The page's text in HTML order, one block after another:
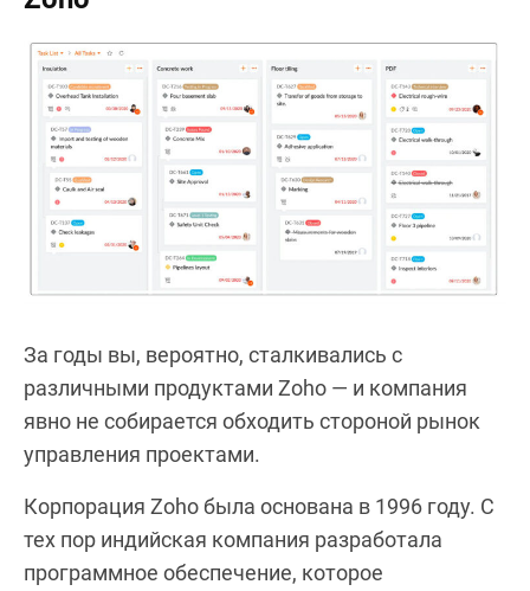
За годы вы, вероятно, сталкивались с
различными продуктами Zoho — и компания
явно не собирается обходить стороной рынок
управления проектами.
Корпорация Zoho была основана в 1996 году. С
тех пор индийская компания разработала
программное обеспечение, которое